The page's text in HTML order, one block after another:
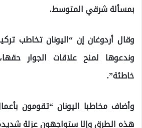
بمسألة شرقي المتوسط.
وقال أردوغان إن “اليونان تخاطب
وندعوها لمنح علاقات الجوار
خاطئة”.
وأضاف مخاطبا اليونان “تقومون
هذه الطرق وإلا ستواجهون عزلة